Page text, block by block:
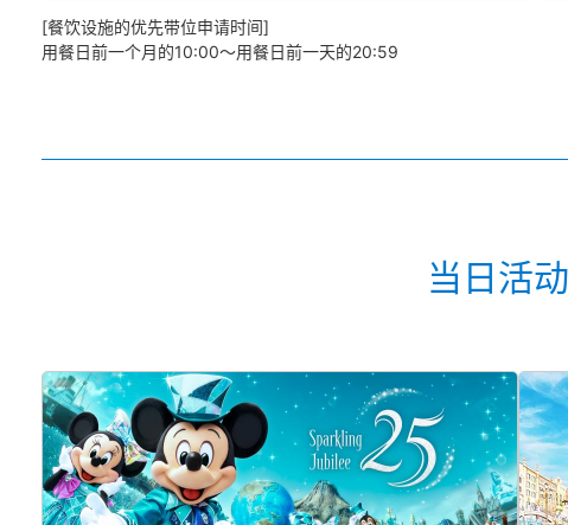
[餐饮设施的优先带位申请时间]
用餐日前一个月的10:00～用餐日前一天的20:59
当日活